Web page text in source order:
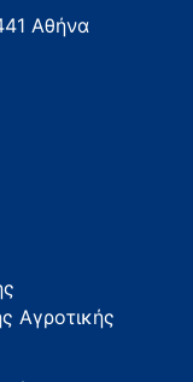
Αθήνα
Αγροτικής